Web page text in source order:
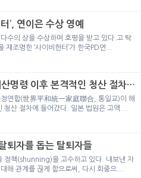
’, 연이은 수상 영예
다수의 상을 수상하며 호평을 받고 있다.고 탁
재조명한 ‘사이비헌터’가 한국PD연...
본격적인 청산 절차
정연합(世界平和統一家庭聯合, 통일교)이 해
청산 절차에 들어갔다. 일본 법원은 고액 ...
퇴자를 돕는 탈퇴자들
정책(shunning)을 고수하고 있다. 내보낸 자
해 관계를 끊게 함으로써, 다시 회중으...